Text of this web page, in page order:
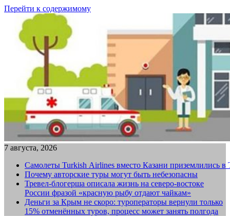
Перейти к содержимому
7 августа, 2026
Самолеты Turkish Airlines вместо Казани приземлились в
Почему авторские туры могут быть небезопасны
Тревел-блогерша описала жизнь на северо-востоке
России фразой «красную рыбу отдают чайкам»
Деньги за Крым не скоро: туроператоры вернули только
15% отменённых туров, процесс может занять полгода